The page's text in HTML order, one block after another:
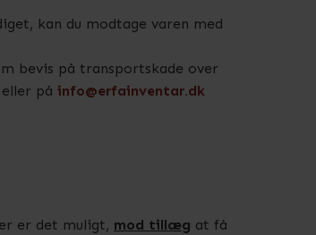
kan du modtage varen med
bevis på transportskade over
eller på info@erfainventar.dk
er det muligt, mod tillæg at få